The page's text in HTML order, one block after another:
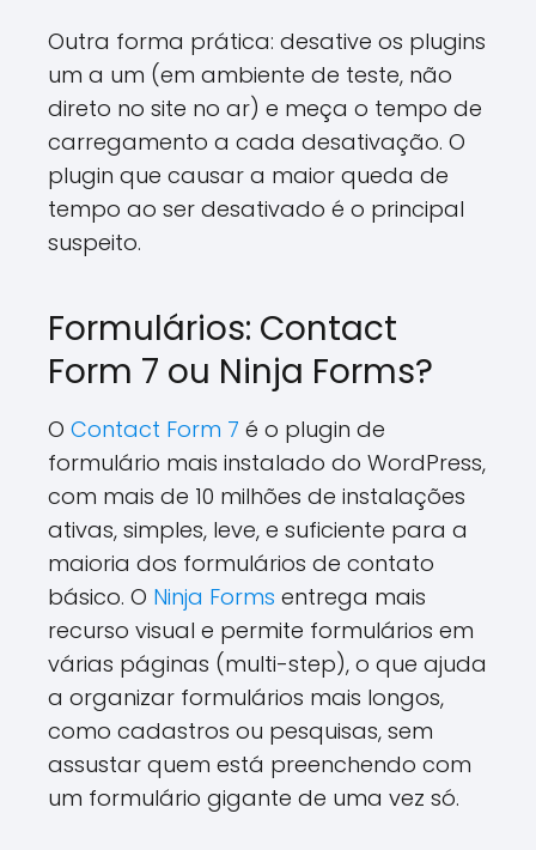
Outra forma prática: desative os plugins
um a um (em ambiente de teste, não
direto no site no ar) e meça o tempo de
carregamento a cada desativação. O
plugin que causar a maior queda de
tempo ao ser desativado é o principal
suspeito.
Formulários: Contact
Form 7 ou Ninja Forms?
O Contact Form 7 é o plugin de
formulário mais instalado do WordPress,
com mais de 10 milhões de instalações
ativas, simples, leve, e suficiente para a
maioria dos formulários de contato
básico. O Ninja Forms entrega mais
recurso visual e permite formulários em
várias páginas (multi-step), o que ajuda
a organizar formulários mais longos,
como cadastros ou pesquisas, sem
assustar quem está preenchendo com
um formulário gigante de uma vez só.